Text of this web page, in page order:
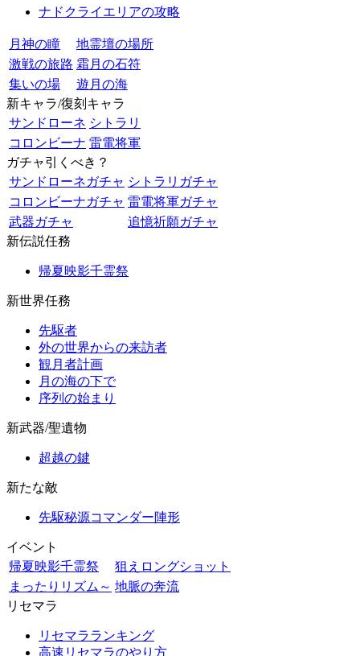
ナドクライエリアの攻略
月神の瞳
地霊壇の場所
激戦の旅路 霜月の石符
集いの場
遊月の海
新キャラ/復刻キャラ
サンドローネ シトラリ
コロンビーナ 雷電将軍
ガチャ引くべき？
サンドローネガチャ シトラリガチャ
コロンビーナガチャ 雷電将軍ガチャ
武器ガチャ
追憶祈願ガチャ
新伝説任務
帰夏映影千霊祭
新世界任務
先駆者
外の世界からの来訪者
観月者計画
月の海の下で
序列の始まり
新武器/聖遺物
超越の鍵
新たな敵
先駆秘源コマンダー陣形
イベント
帰夏映影千霊祭
狙えロングショット
まったりリズム～ 地脈の奔流
リセマラ
リセマラランキング
高速リセマラのやり方